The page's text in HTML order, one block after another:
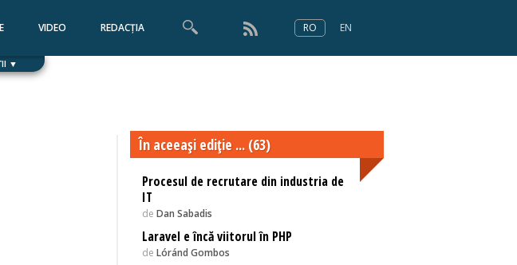
VIDEO REDACȚIA RO EN
▼
În aceeaşi ediţie ... (63)
Procesul de recrutare din industria de
IT
de Dan Sabadis
Laravel e încă viitorul în PHP
de Lóránd Gombos